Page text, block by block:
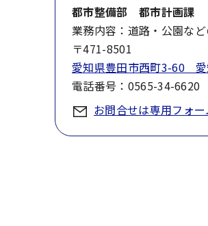
都市整備部 都市計画課
業務内容：道路・公園な
〒471-8501
愛知県豊田市西町3-60 愛
電話番号：0565-34-
お問合せは専用フォー